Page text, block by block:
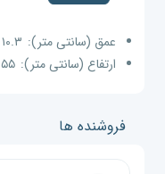
عمق (سانتی متر): ۱۰.۳
ارتفاع (سانتی متر): ۵۵
فروشنده ها